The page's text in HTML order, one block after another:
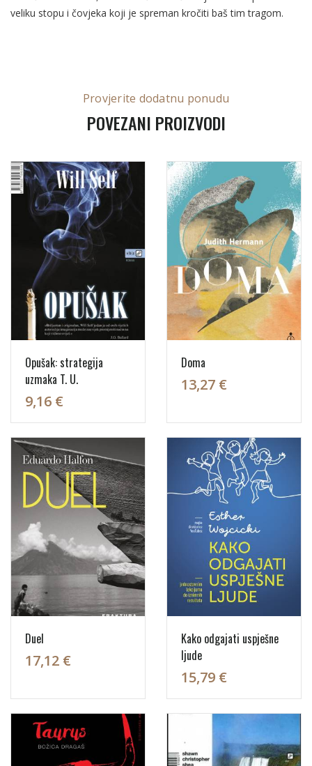
veliku stopu i čovjeka koji je spreman kročiti baš tim tragom.
Provjerite dodatnu ponudu
POVEZANI PROIZVODI
Opušak: strategija
uzmaka T. U.
9,16 €
Doma
13,27 €
Duel
17,12 €
Kako odgajati uspješne
ljude
15,79 €